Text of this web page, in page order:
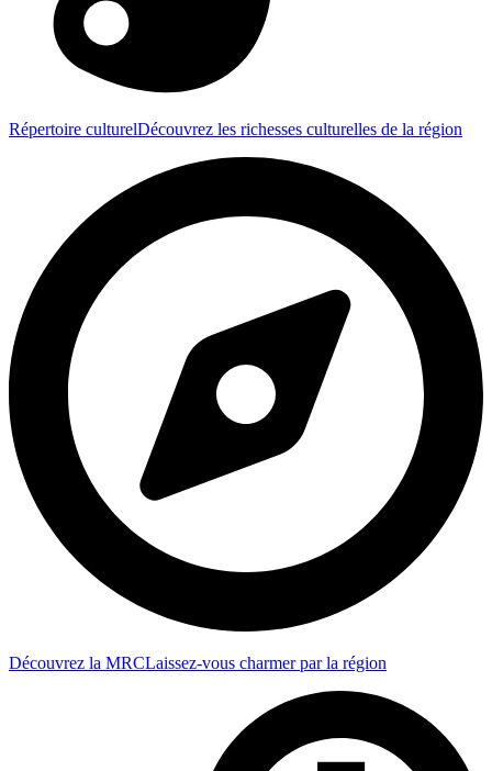
Répertoire culturelDécouvrez les richesses culturelles de la région
Découvrez la MRCLaissez-vous charmer par la région